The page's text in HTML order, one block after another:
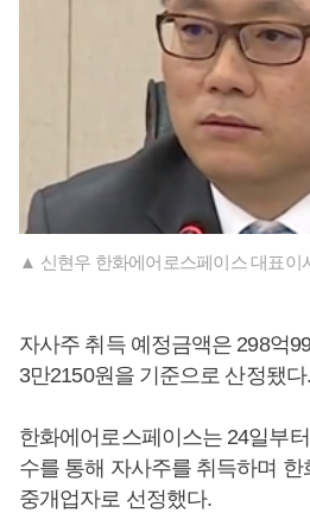
▲ 신현우 한화에어로스페이스 대표이
자사주 취득 예정금액은 298억
3만2150원을 기준으로 산정됐다.
한화에어로스페이스는 24일부
수를 통해 자사주를 취득하며
중개업자로 선정했다.